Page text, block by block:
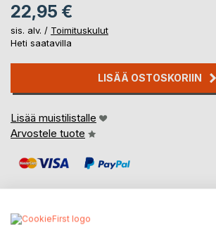
22,95 €
sis. alv. / Toimituskulut
Heti saatavilla
LISÄÄ OSTOSKORIIN
Lisää muistilistalle
Arvostele tuote